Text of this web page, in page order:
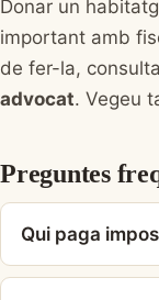
Donar un
important amb
de fer-la,
advocat. Vegeu
Preguntes
Qui paga